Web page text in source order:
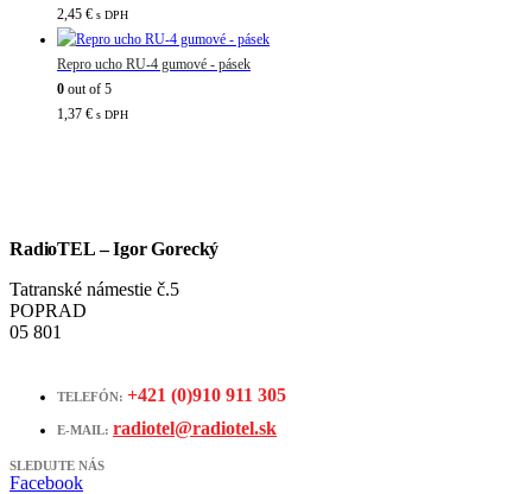
2,45 € s DPH
Repro ucho RU-4 gumové - pásek
0 out of 5
1,37 € s DPH
RadioTEL – Igor Gorecký
Tatranské námestie č.5
POPRAD
05 801
TELEFÓN: +421 (0)910 911 305
E-MAIL: radiotel@radiotel.sk
SLEDUJTE NÁS
Facebook